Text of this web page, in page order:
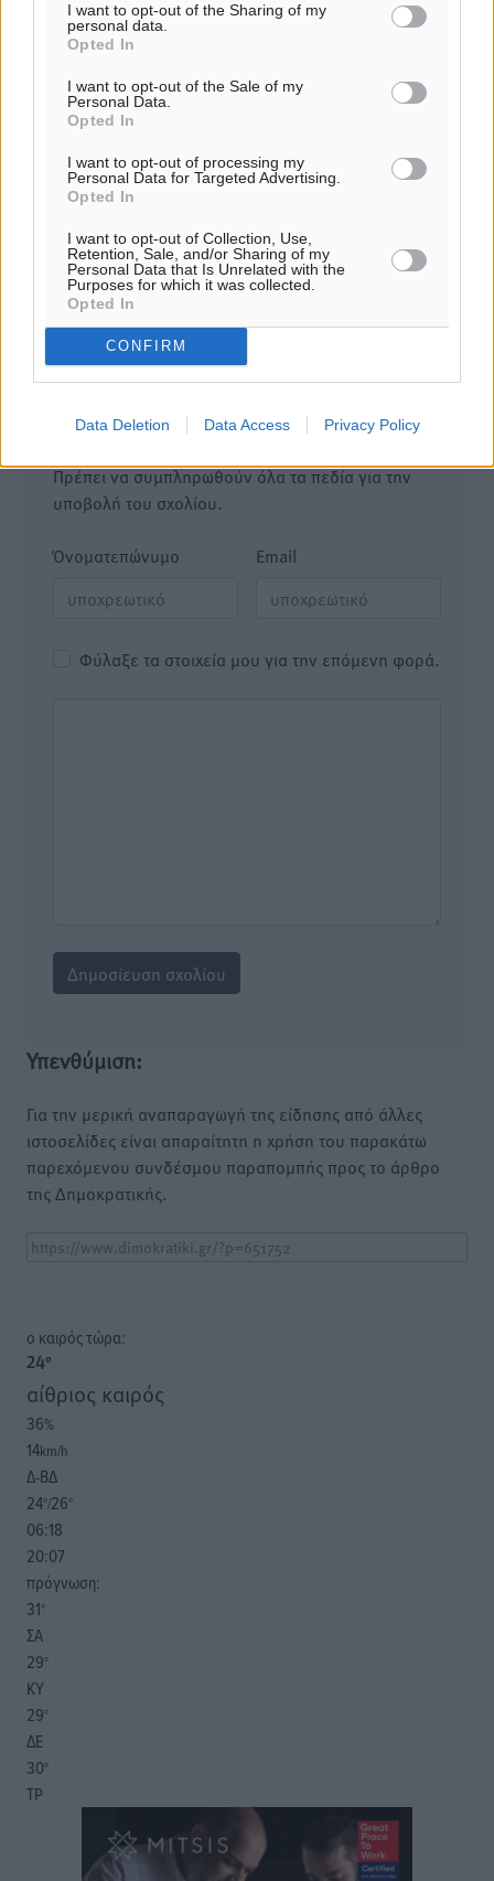
I want to opt-out of the Sharing of my
personal data.
Opted In
I want to opt-out of the Sale of my
Personal Data.
Opted In
I want to opt-out of processing my
Personal Data for Targeted Advertising.
Opted In
I want to opt-out of Collection, Use,
Retention, Sale, and/or Sharing of my
Personal Data that Is Unrelated with the
Purposes for which it was collected.
Opted In
CONFIRM
Data Deletion Data Access Privacy Policy
Φοίβος: Εν αναμονή του Νίκου Λαζίδη
06.08.26 · 16:49
Σχολιασμός Άρθρου
Τα σχόλια εκφράζουν αποκλειστικά τον εκάστοτε
σχολιαστή. Η Δημοκρατική δεν υιοθετεί αυτές τις
απόψεις. Διατηρούμε το δικαίωμα να διαγράψουμε όποια
σχόλια θεωρούμε προσβλητικά ή περιέχουν ύβρεις, χωρίς
καμμία προειδοποίηση. Χρήστες που δεν τηρούν τους
όρους χρήσης αποκλείονται.
Προσθέστε ένα σχόλιο
Πρέπει να συμπληρωθούν όλα τα πεδία για την
υποβολή του σχολίου.
Όνοματεπώνυμο Email
Φύλαξε τα στοιχεία μου για την επόμενη φορά.
Υπενθύμιση:
Για την μερική αναπαραγωγή της είδησης από άλλες
ιστοσελίδες είναι απαραίτητη η χρήση του παρακάτω
παρεχόμενου συνδέσμου παραπομπής προς το άρθρο
της Δημοκρατικής.
o καιρός τώρα:
24°
αίθριος καιρός
36%
14km/h
Δ-ΒΔ
24°/26°
06:18
20:07
πρόγνωση:
31°
ΣΑ
29°
ΚΥ
29°
ΔΕ
30°
ΤΡ